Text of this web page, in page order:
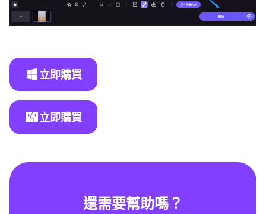
立即購買
立即購買
還需要幫助嗎？